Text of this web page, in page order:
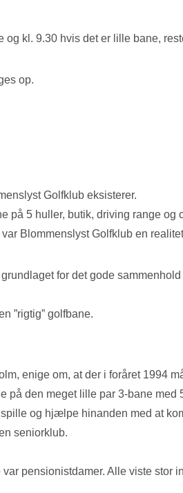
kl. 9.30 hvis det er lille bane,
op.
Golfklub eksisterer.
på 5 huller, butik, driving range og
Blommenslyst Golfklub en
for det gode
”rigtig” golfbane.
enige om, at der i foråret 1994
på den meget lille par 3-bane med
og hjælpe hinanden med at
seniorklub.
pensionistdamer. Alle viste stor